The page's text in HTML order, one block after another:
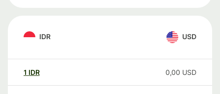
IDR USD
1 IDR 0,00 USD